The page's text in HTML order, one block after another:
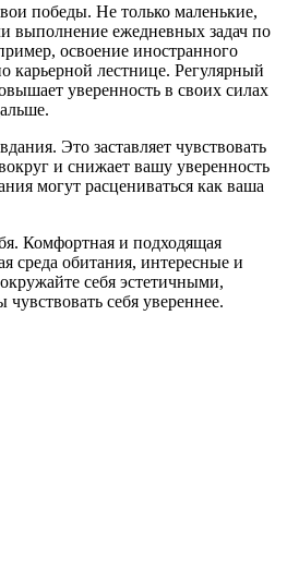
победы. Не только маленькие,
выполнение ежедневных задач по
освоение иностранного
карьерной лестнице. Регулярный
уверенность в своих силах
Это заставляет чувствовать
и снижает вашу уверенность
могут расцениваться как ваша
Комфортная и подходящая
среда обитания, интересные и
себя эстетичными,
себя увереннее.